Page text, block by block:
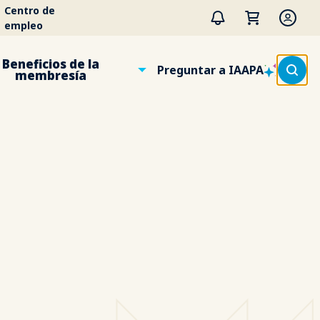
Centro de
empleo
Beneficios de la
membresía Preguntar a IAAPA